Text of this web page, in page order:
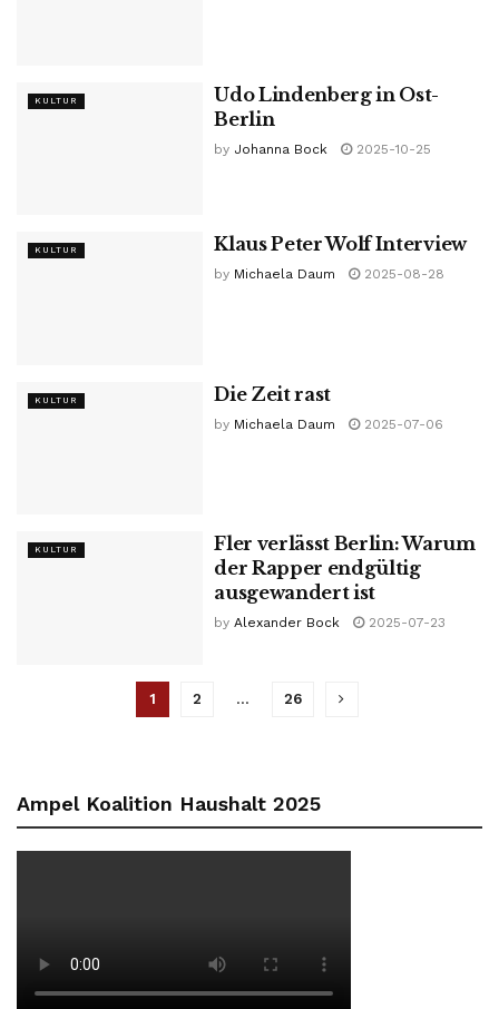
KULTUR
Udo Lindenberg in Ost-
Berlin
by Johanna Bock 2025-10-25
KULTUR Klaus Peter Wolf Interview
by Michaela Daum 2025-08-28
KULTUR Die Zeit rast
by Michaela Daum 2025-07-06
KULTUR
Fler verlässt Berlin: Warum
der Rapper endgültig
ausgewandert ist
by Alexander Bock 2025-07-23
1 2 … 26
Ampel Koalition Haushalt 2025